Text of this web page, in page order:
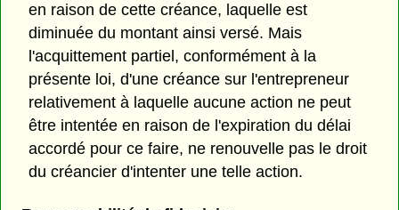
en raison de cette créance, laquelle est
diminuée du montant ainsi versé. Mais
l'acquittement partiel, conformément à la
présente loi, d'une créance sur l'entrepreneur
relativement à laquelle aucune action ne peut
être intentée en raison de l'expiration du délai
accordé pour ce faire, ne renouvelle pas le droit
du créancier d'intenter une telle action.